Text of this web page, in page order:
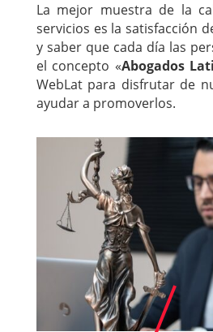
La mejor muestra de la
servicios es la satisfacción
y saber que cada día las
el concepto «Abogados
WebLat para disfrutar de
ayudar a promoverlos.